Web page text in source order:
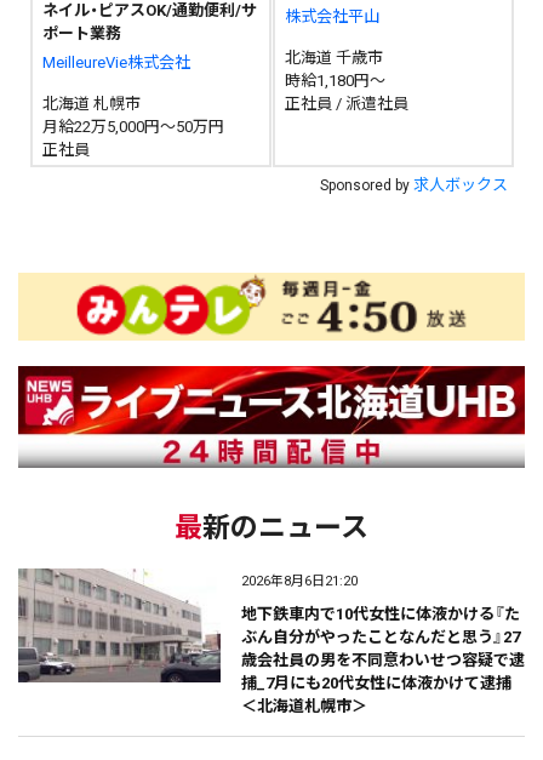
ネイル・ピアスOK/通勤便利/サ
ポート業務
MeilleureVie株式会社
北海道 札幌市
月給22万5,000円～50万円
正社員
株式会社平山
北海道 千歳市
時給1,180円～
正社員 / 派遣社員
Sponsored by 求人ボックス
最新のニュース
2026年8月6日21:20
地下鉄車内で10代女性に体液かける『た
ぶん自分がやったことなんだと思う』27
歳会社員の男を不同意わいせつ容疑で逮
捕_7月にも20代女性に体液かけて逮捕
＜北海道札幌市＞